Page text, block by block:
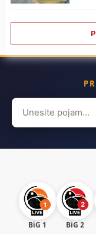
Search
for:
BiG 1 BiG 2